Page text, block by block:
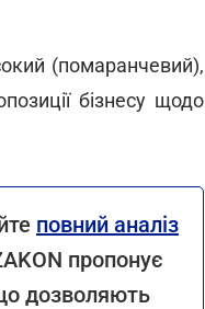
(помаранчевий),
бізнесу щодо
повний аналіз
пропонує
дозволяють